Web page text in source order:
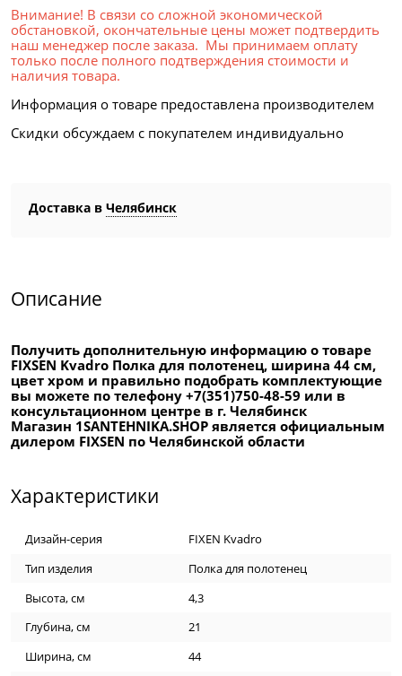
Внимание! В связи со сложной экономической
обстановкой, окончательные цены может подтвердить
наш менеджер после заказа. Мы принимаем оплату
только после полного подтверждения стоимости и
наличия товара.
Информация о товаре предоставлена производителем
Скидки обсуждаем с покупателем индивидуально
Доставка в Челябинск
Описание
Получить дополнительную информацию о товаре
FIXSEN Kvadro Полка для полотенец, ширина 44 см,
цвет хром и правильно подобрать комплектующие
вы можете по телефону +7(351)750-48-59 или в
консультационном центре в г. Челябинск
Магазин 1SANTEHNIKA.SHOP является официальным
дилером FIXSEN по Челябинской области
Характеристики
Дизайн-серия
FIXEN Kvadro
Тип изделия
Полка для полотенец
Высота, см
4,3
Глубина, см
21
Ширина, см
44